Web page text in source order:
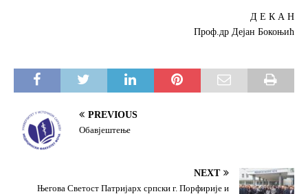
Д Е К А Н
Проф.др Дејан Бокоњић
PREVIOUS
Обавјештење
NEXT
Његова Светост Патријарх српски г. Порфирије и